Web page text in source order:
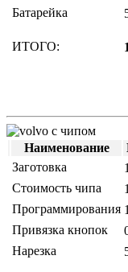
Батарейка
ИТОГО:
Наименование
Заготовка
Стоимость чипа
Программирования
Привязка кнопок
Нарезка